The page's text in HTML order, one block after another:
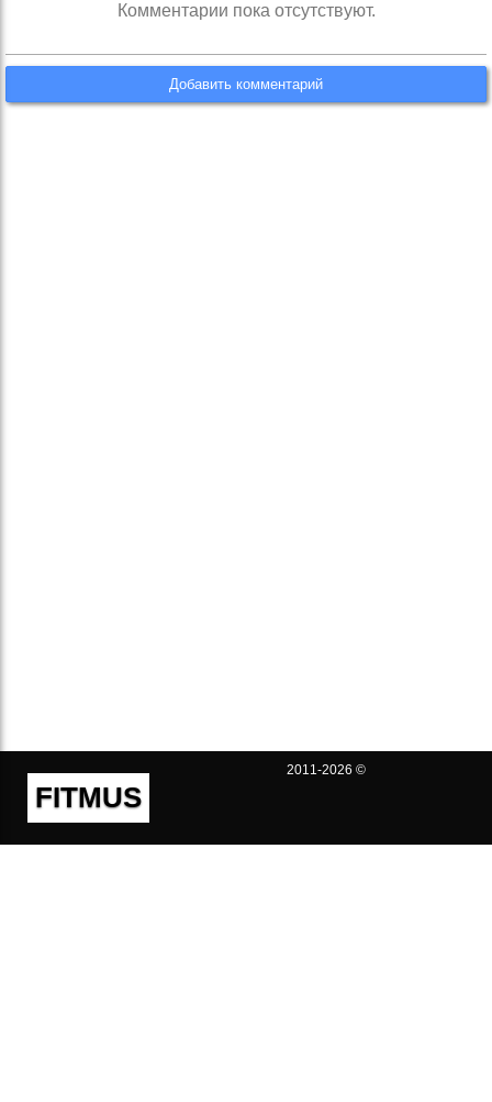
Комментарии пока отсутствуют.
Добавить комментарий
FITMUS
2011-2026 ©